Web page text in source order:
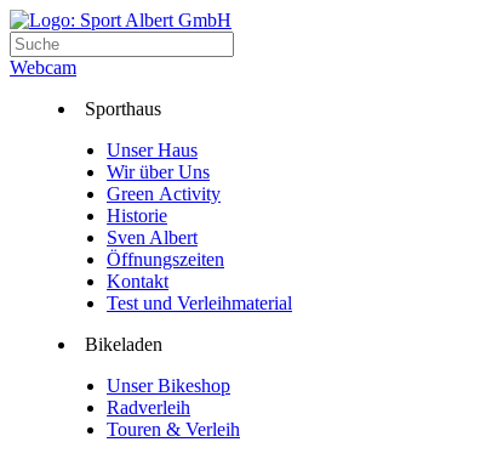
Webcam
Sporthaus
Unser Haus
Wir über Uns
Green Activity
Historie
Sven Albert
Öffnungszeiten
Kontakt
Test und Verleihmaterial
Bikeladen
Unser Bikeshop
Radverleih
Touren & Verleih